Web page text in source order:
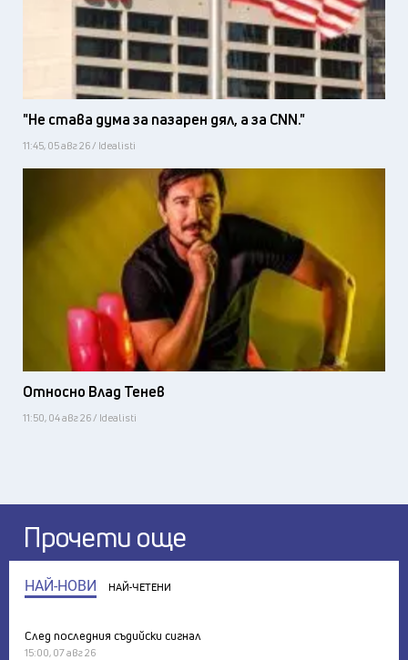
"Не става дума за пазарен дял, а за CNN."
11:45, 05 авг 26 / Idealisti
Относно Влад Тенев
11:50, 04 авг 26 / Idealisti
Прочети още
НАЙ-НОВИ НАЙ-ЧЕТЕНИ
След последния съдийски сигнал
15:00, 07 авг 26